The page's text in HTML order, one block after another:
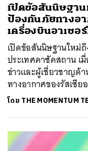
เปิดข้อสันนิษฐาน
ป้องกันภัยทางอา
เครื่องบินอาเซอ
เปิดข้อสันนิษฐานใหม่ถึ
ประเทศคาซัคสถาน เ
ข่าวและผู้เชี่ยวชาญด้
ทางอากาศของรัสเซีย
โดย THE MOMENTUM